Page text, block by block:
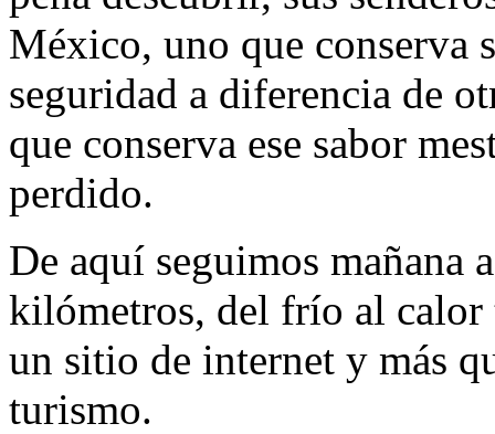
México, uno que conserva
seguridad a diferencia de
que conserva ese sabor
perdido.
De aquí seguimos mañana
kilómetros, del frío al calor
un sitio de internet y más
turismo.